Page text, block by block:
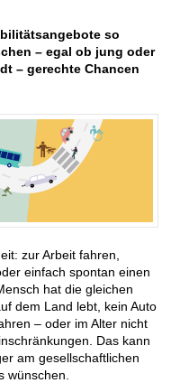
so
– egal ob jung oder
– gerechte Chancen
zur Arbeit fahren,
einfach spontan einen
hat die gleichen
dem Land lebt, kein Auto
– oder im Alter nicht
Das kann
am gesellschaftlichen
wünschen.